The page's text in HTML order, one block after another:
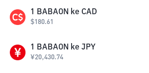
1 BABAON ke CAD
$180.61
1 BABAON ke JPY
¥20,430.74